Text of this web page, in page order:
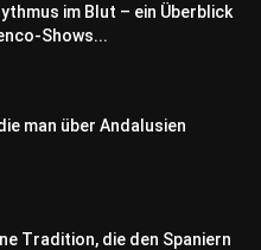
im Blut – ein Überblick
Shows...
man über Andalusien
Tradition, die den Spaniern